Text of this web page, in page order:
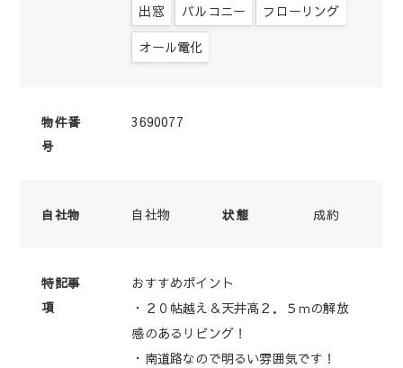
出窓 バルコニー フローリング
オール電化
物件番
号
3690077
自社物 自社物 状態 成約
特記事
項
おすすめポイント
・２０帖越え＆天井高２．５ｍの解放
感のあるリビング！
・南道路なので明るい雰囲気です！